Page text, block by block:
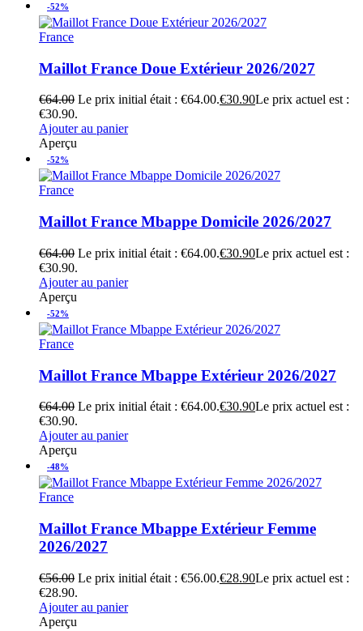
-52%
France
Maillot France Doue Extérieur 2026/2027
€64.00 Le prix initial était : €64.00.€30.90Le prix actuel est :
€30.90.
Ajouter au panier
Aperçu
-52%
France
Maillot France Mbappe Domicile 2026/2027
€64.00 Le prix initial était : €64.00.€30.90Le prix actuel est :
€30.90.
Ajouter au panier
Aperçu
-52%
France
Maillot France Mbappe Extérieur 2026/2027
€64.00 Le prix initial était : €64.00.€30.90Le prix actuel est :
€30.90.
Ajouter au panier
Aperçu
-48%
France
Maillot France Mbappe Extérieur Femme
2026/2027
€56.00 Le prix initial était : €56.00.€28.90Le prix actuel est :
€28.90.
Ajouter au panier
Aperçu